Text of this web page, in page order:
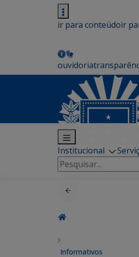
ir para conteúdoir
ouvidoria
Institucional
Pesquisar
por:
Informativos